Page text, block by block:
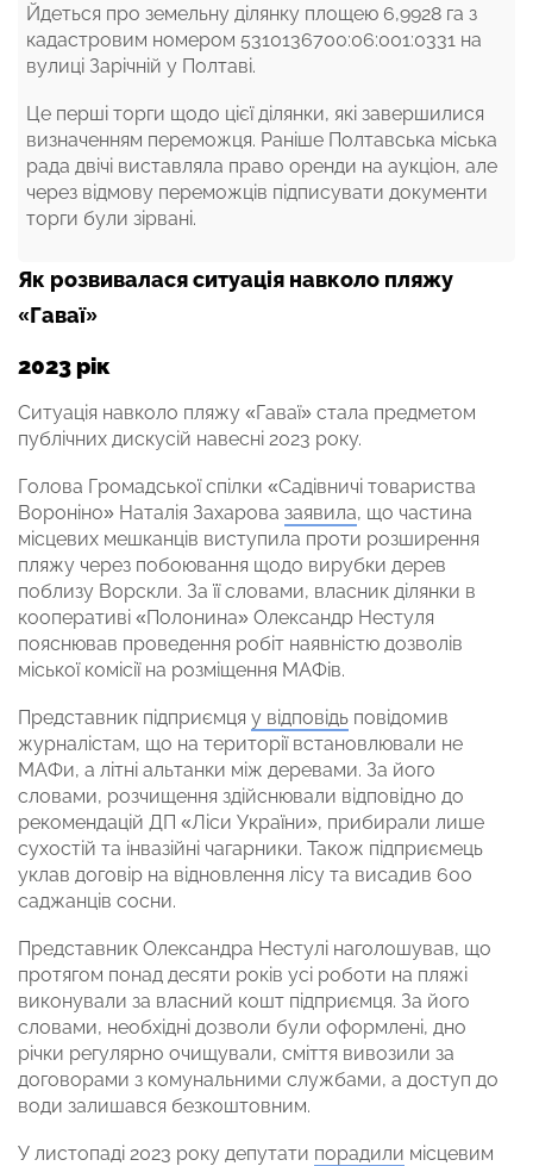
Йдеться про земельну ділянку площею 6,9928 га з
кадастровим номером 5310136700:06:001:0331 на
вулиці Зарічній у Полтаві.
Це перші торги щодо цієї ділянки, які завершилися
визначенням переможця. Раніше Полтавська міська
рада двічі виставляла право оренди на аукціон, але
через відмову переможців підписувати документи
торги були зірвані.
Як розвивалася ситуація навколо пляжу
«Гаваї»
2023 рік
Ситуація навколо пляжу «Гаваї» стала предметом
публічних дискусій навесні 2023 року.
Голова Громадської спілки «Садівничі товариства
Вороніно» Наталія Захарова заявила, що частина
місцевих мешканців виступила проти розширення
пляжу через побоювання щодо вирубки дерев
поблизу Ворскли. За її словами, власник ділянки в
кооперативі «Полонина» Олександр Нестуля
пояснював проведення робіт наявністю дозволів
міської комісії на розміщення МАФів.
Представник підприємця у відповідь повідомив
журналістам, що на території встановлювали не
МАФи, а літні альтанки між деревами. За його
словами, розчищення здійснювали відповідно до
рекомендацій ДП «Ліси України», прибирали лише
сухостій та інвазійні чагарники. Також підприємець
уклав договір на відновлення лісу та висадив 600
саджанців сосни.
Представник Олександра Нестулі наголошував, що
протягом понад десяти років усі роботи на пляжі
виконували за власний кошт підприємця. За його
словами, необхідні дозволи були оформлені, дно
річки регулярно очищували, сміття вивозили за
договорами з комунальними службами, а доступ до
води залишався безкоштовним.
У листопаді 2023 року депутати порадили місцевим